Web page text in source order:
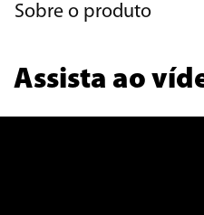
Sobre o produto
Assista ao